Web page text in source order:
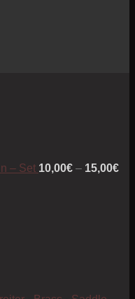
– Set 10,00€ – 15,00€